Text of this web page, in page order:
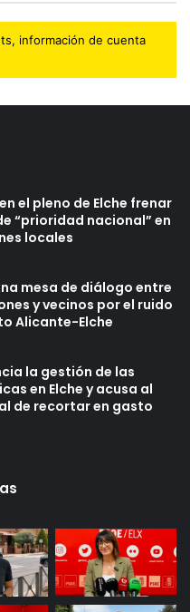
información de cuenta
en el pleno de Elche frenar
“prioridad nacional” en
locales
mesa de diálogo entre
y vecinos por el ruido
Alicante-Elche
la gestión de las
en Elche y acusa al
de recortar en gasto